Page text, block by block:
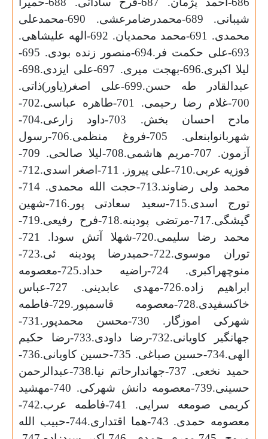
شیبانی. 689-محمدرضامرعشی. 690-محمدعلی
محمدی. 691-محمد محمدیان. 692-الهه علیشاهی.
693-علی حکمت فر.694-منصور زنده بودی. 695-
لیلا اکبری.696-بهجت میری. 697-علی ایزدی.698-
عبدالقادر طه حسن.699-علی اصغر(یاور)ذاتی.
700-غلام رضا رحیمی. 701-طاهره عباسی.702-
مادح احسان بخش. 703-داود زارعی.704-
شهربانوابنعلی. 705-فروغ منظمی.706-رسول
آزمون. 707-مریم هاشمی.708-لیلا صالحی. 709-
فوزیه عربی.710-علی پیروز. 711-اصغر اسدی.712-
محمد ولی رضاوند.713-حجت الله محمدی. 714-
تورج اسدی.715-سعید سعادتی پور.716-شهین
گیشگی.717-مرتضی پودینه.718-فرح رفیعی.719-
محمد رضا سلیمی.720-شهلا آتش سودا. 721-
توران موسوی.722-حمیدرضا پودینه ئی.723-
منوچهراکبری. 724-راضیه حداد.725-معصومه
ابراهیم زاده.726-مهدی عابدینی. 727-عباس
خاکسفیدی.728-معصومه قاسمپور.729-فاطمه
شهرکی اموزگار. 730-محسن محمدپور.731-
جهانگیر کاویانی.732-رضا داودی.733-رضا حکیم
الهی.734-حسین صباغی. 735-حسین کاویانی.736-
حمید نخعی. 737-جهاندارحاتم نیا.738-عبدالرحمن
حسینی.739-معصومه دانش شهرکی. 740-مهشید
کریمی صومعه سرایی. 741-فاطمه عرب.742-
معصومه حمدی. 743-هما اقتداری.744-حبیب الله